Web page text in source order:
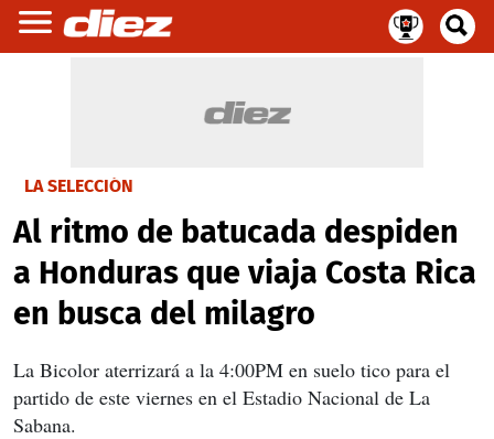
LA SELECCIÓN
Al ritmo de batucada despiden
a Honduras que viaja Costa Rica
en busca del milagro
La Bicolor aterrizará a la 4:00PM en suelo tico para el
partido de este viernes en el Estadio Nacional de La
Sabana.